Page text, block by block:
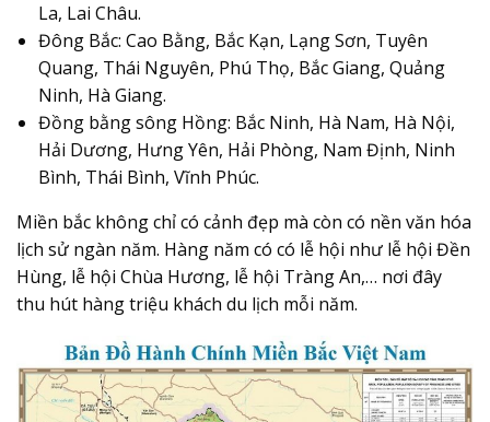
La, Lai Châu.
Đông Bắc: Cao Bằng, Bắc Kạn, Lạng Sơn, Tuyên
Quang, Thái Nguyên, Phú Thọ, Bắc Giang, Quảng
Ninh, Hà Giang.
Đồng bằng sông Hồng: Bắc Ninh, Hà Nam, Hà Nội,
Hải Dương, Hưng Yên, Hải Phòng, Nam Định, Ninh
Bình, Thái Bình, Vĩnh Phúc.
Miền bắc không chỉ có cảnh đẹp mà còn có nền văn hóa
lịch sử ngàn năm. Hàng năm có có lễ hội như lễ hội Đền
Hùng, lễ hội Chùa Hương, lễ hội Tràng An,… nơi đây
thu hút hàng triệu khách du lịch mỗi năm.